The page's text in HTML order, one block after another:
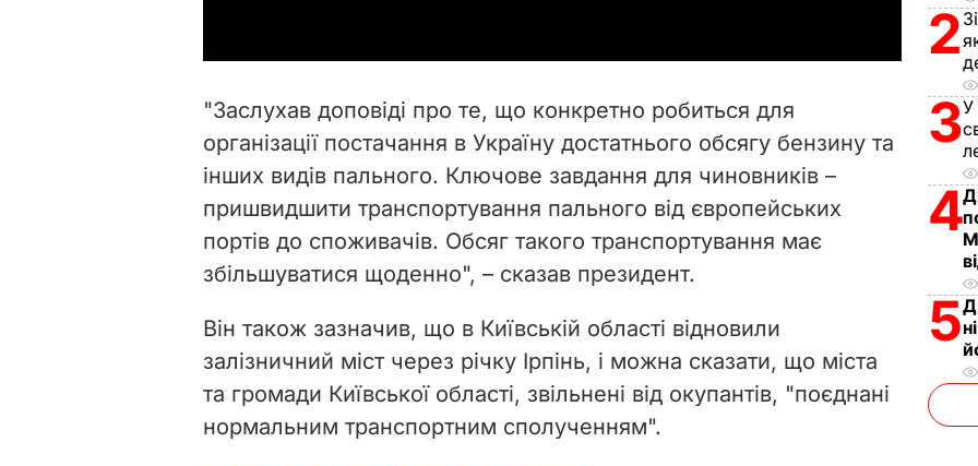
i
d
e
o
"Заслухав доповіді про те, що конкретно робиться для
організації постачання в Україну достатнього обсягу бензину та
інших видів пального. Ключове завдання для чиновників –
пришвидшити транспортування пального від європейських
портів до споживачів. Обсяг такого транспортування має
збільшуватися щоденно", – сказав президент.
Він також зазначив, що в Київській області відновили
залізничний міст через річку Ірпінь, і можна сказати, що міста
та громади Київської області, звільнені від окупантів, "поєднані
нормальним транспортним сполученням".
2
3У
4
5